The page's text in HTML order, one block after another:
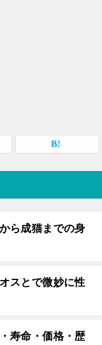
ら成猫までの身
スとで微妙に性
寿命・価格・歴